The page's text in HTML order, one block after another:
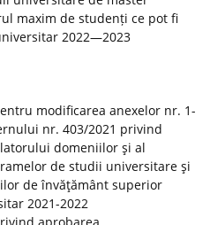
maxim de studenți ce pot fi
2022—2023
modificarea anexelor nr. 1-
nr. 403/2021 privind
domeniilor şi al
de studii universitare şi
de învăţământ superior
2021-2022